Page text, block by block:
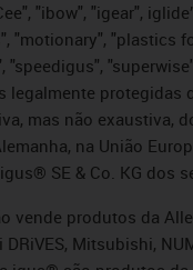
"ibow", "igear",
"plastics
"speedigus",
legalmente
mas não exaustiva,
na União
SE & Co. KG dos
vende produtos da
DRiVES, Mitsubishi,